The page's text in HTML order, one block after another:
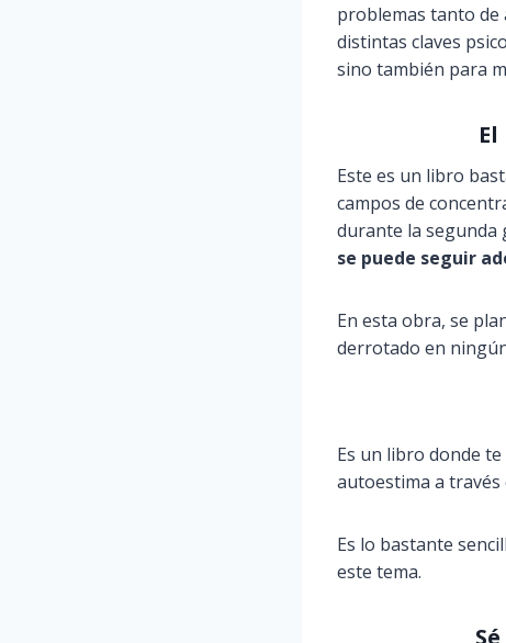
problemas tanto de
distintas claves
sino también para
Este es un libro
campos de
durante la segunda
se puede seguir
En esta obra, se
derrotado en
Es un libro donde
autoestima a
Es lo bastante
este tema.